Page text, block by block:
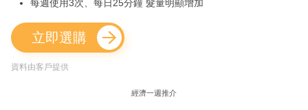
每週使用3次、每日25分鐘 髮量明顯增加
立即選購
資料由客戶提供
經濟一週推介